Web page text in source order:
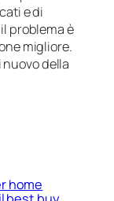
e di
problema è
migliore.
della
home